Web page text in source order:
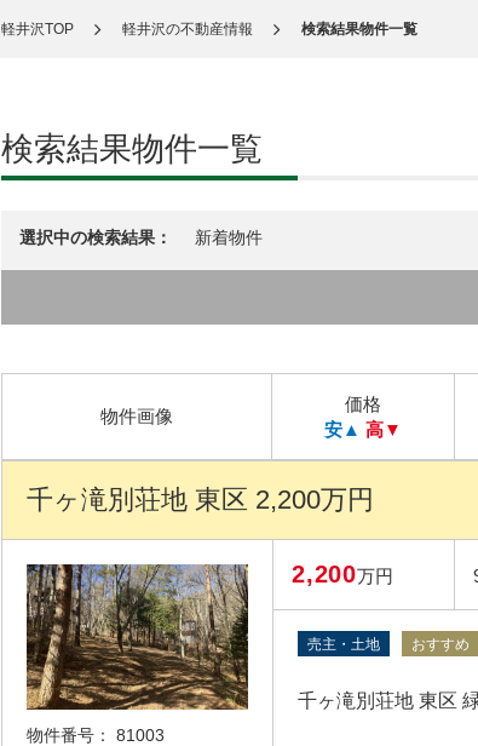
軽井沢TOP 軽井沢の不動産情報 検索結果物件一覧
検索結果物件一覧
選択中の検索結果： 新着物件
物件画像
価格
安▲ 高▼
千ヶ滝別荘地 東区 2,200万円
物件番号： 81003
2,200万円
売主・土地 おすすめ
千ヶ滝別荘地 東区